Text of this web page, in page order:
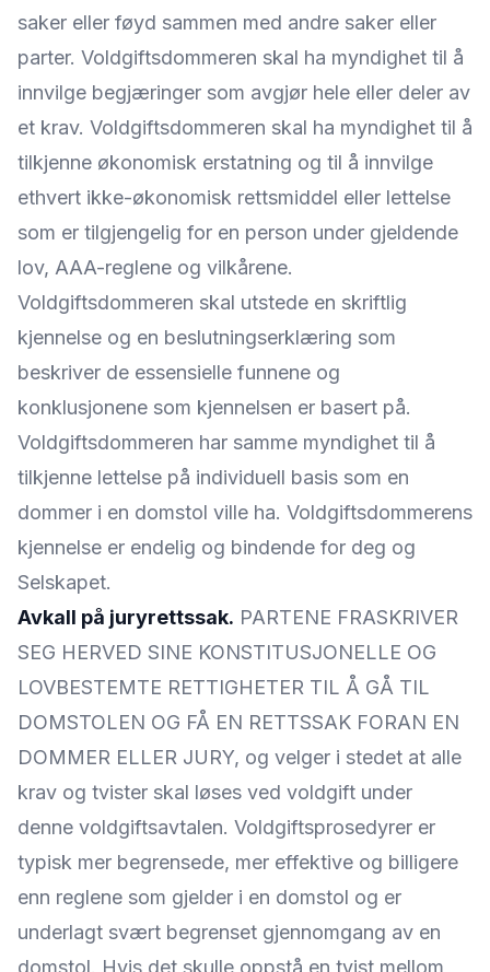
saker eller føyd sammen med andre saker eller
parter. Voldgiftsdommeren skal ha myndighet til å
innvilge begjæringer som avgjør hele eller deler av
et krav. Voldgiftsdommeren skal ha myndighet til å
tilkjenne økonomisk erstatning og til å innvilge
ethvert ikke-økonomisk rettsmiddel eller lettelse
som er tilgjengelig for en person under gjeldende
lov, AAA-reglene og vilkårene.
Voldgiftsdommeren skal utstede en skriftlig
kjennelse og en beslutningserklæring som
beskriver de essensielle funnene og
konklusjonene som kjennelsen er basert på.
Voldgiftsdommeren har samme myndighet til å
tilkjenne lettelse på individuell basis som en
dommer i en domstol ville ha. Voldgiftsdommerens
kjennelse er endelig og bindende for deg og
Selskapet.
Avkall på juryrettssak. PARTENE FRASKRIVER
SEG HERVED SINE KONSTITUSJONELLE OG
LOVBESTEMTE RETTIGHETER TIL Å GÅ TIL
DOMSTOLEN OG FÅ EN RETTSSAK FORAN EN
DOMMER ELLER JURY, og velger i stedet at alle
krav og tvister skal løses ved voldgift under
denne voldgiftsavtalen. Voldgiftsprosedyrer er
typisk mer begrensede, mer effektive og billigere
enn reglene som gjelder i en domstol og er
underlagt svært begrenset gjennomgang av en
domstol. Hvis det skulle oppstå en tvist mellom